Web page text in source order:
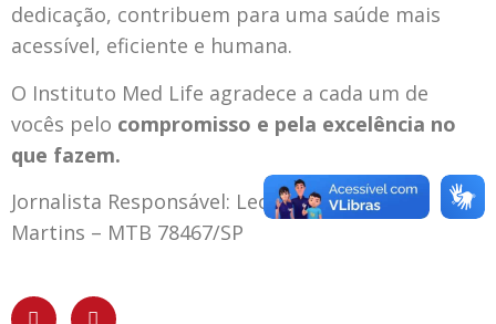
dedicação, contribuem para uma saúde mais
acessível, eficiente e humana.
O Instituto Med Life agradece a cada um de
vocês pelo compromisso e pela excelência no
que fazem.
Jornalista Responsável: Leonardo Deruiche
Martins – MTB 78467/SP